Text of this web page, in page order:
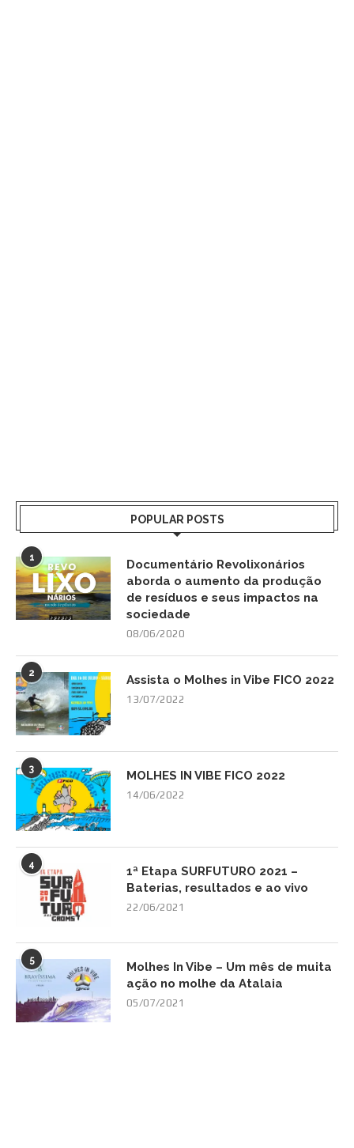
POPULAR POSTS
1
Documentário Revolixonários
aborda o aumento da produção
de resíduos e seus impactos na
sociedade
08/06/2020
2 Assista o Molhes in Vibe FICO 2022
13/07/2022
3 MOLHES IN VIBE FICO 2022
14/06/2022
4
1ª Etapa SURFUTURO 2021 –
Baterias, resultados e ao vivo
22/06/2021
5
Molhes In Vibe – Um mês de muita
ação no molhe da Atalaia
05/07/2021